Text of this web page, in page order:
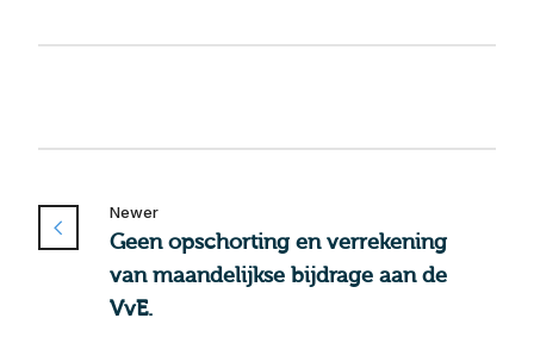
Newer
Geen opschorting en verrekening
van maandelijkse bijdrage aan de
VvE.